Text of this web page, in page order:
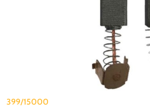
399/15000